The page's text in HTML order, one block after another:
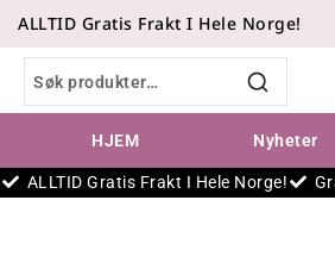
ALLTID Gratis Frakt I Hele Norge!
SØK
HJEM Nyheter
ALLTID Gratis Frakt I Hele Norge!